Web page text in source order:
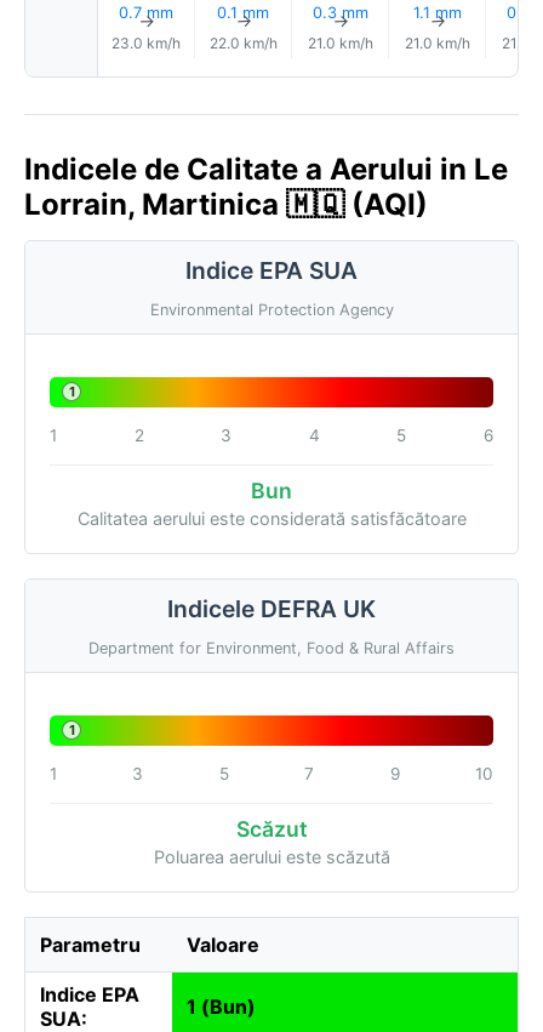
0.7 mm
↑
23.0 km/h
0.1 mm
↑
22.0 km/h
0.3 mm
↑
21.0 km/h
1.1 mm
↑
21.0 km/h
0.3
21.0
Indicele de Calitate a Aerului in Le
Lorrain, Martinica 🇲🇶 (AQI)
Indice EPA SUA
Environmental Protection Agency
1
1 2 3 4 5 6
Bun
Calitatea aerului este considerată satisfăcătoare
Indicele DEFRA UK
Department for Environment, Food & Rural Affairs
1
1 3 5 7 9 10
Scăzut
Poluarea aerului este scăzută
Parametru Valoare
Indice EPA
SUA:
1 (Bun)